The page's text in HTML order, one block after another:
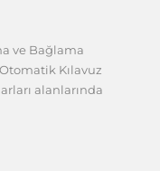
ve Bağlama
Kılavuz
alanlarında